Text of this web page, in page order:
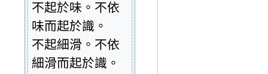
不起於味。不依
味而起於識。
不起細滑。不依
細滑而起於識。